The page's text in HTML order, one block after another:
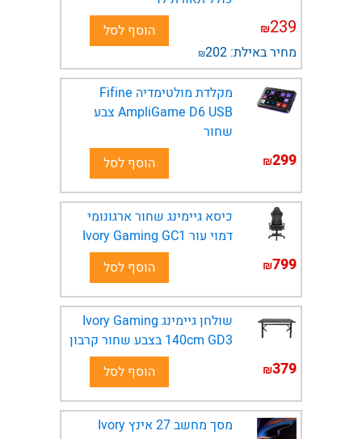
239
₪
מחיר באילת: 202
₪
הוסף לסל
מקלדת מולטימדיה Fifine
AmpliGame D6 USB צבע
שחור
299
₪ הוסף לסל
כיסא גיימינג שחור ארגונומי
דמוי עור Ivory Gaming GC1
799
₪ הוסף לסל
שולחן גיימינג Ivory Gaming
140cm GD3 בצבע שחור קרבון
379
₪ הוסף לסל
מסך מחשב 27 אינץ Ivory